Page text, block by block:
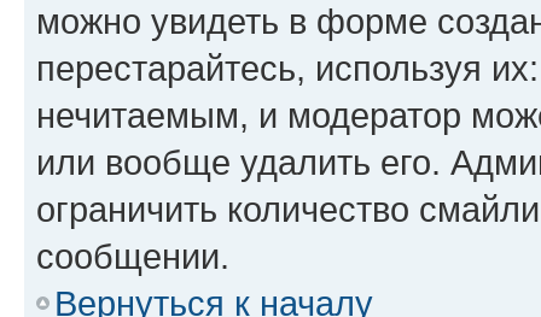
можно увидеть в форме
перестарайтесь, используя
нечитаемым, и модератор
или вообще удалить его.
ограничить количество
сообщении.
Вернуться к началу